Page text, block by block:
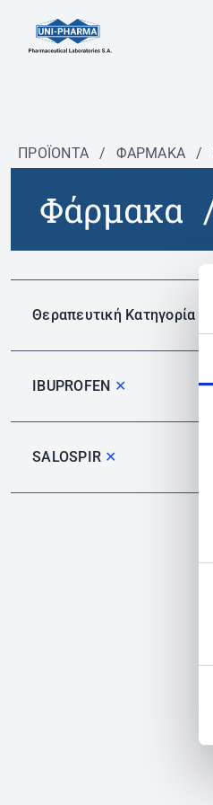
ΠΡΟΪΟΝΤΑ / ΦΆΡΜΑΚΑ /
Φάρμακα
Θεραπευτική Κατηγορία
IBUPROFEN ✕
SALOSPIR ✕